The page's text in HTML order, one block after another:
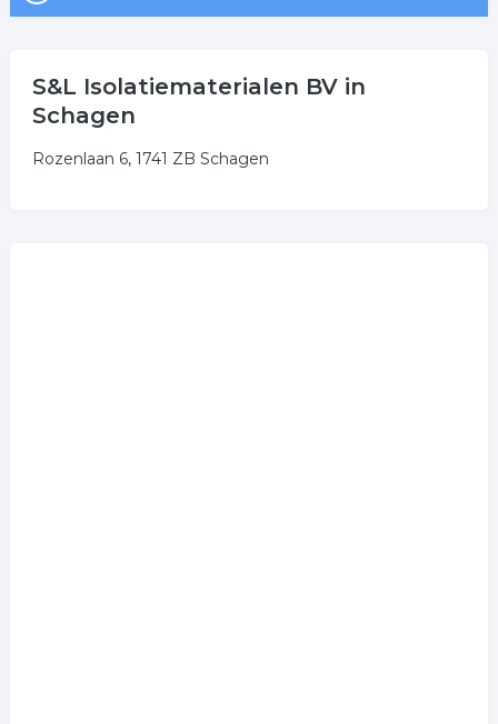
S&L Isolatiematerialen BV in
Schagen
Rozenlaan 6, 1741 ZB Schagen